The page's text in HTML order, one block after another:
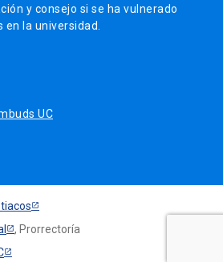
y consejo si se ha vulnerado
la universidad.
UC
, Prorrectoría